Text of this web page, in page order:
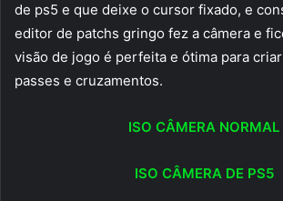
de ps5 e que deixe o cursor fixado, e
editor de patchs gringo fez a câmera e
visão de jogo é perfeita e ótima para
passes e cruzamentos.
ISO CÂMERA NORMAL
ISO CÂMERA DE PS5